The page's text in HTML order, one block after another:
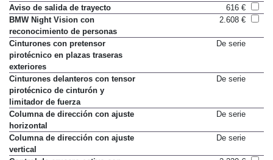
Aviso de cambio de carril
735 €
Aviso de salida de trayecto
616 €
BMW Night Vision con
reconocimiento de personas
Cinturones con pretensor
pirotécnico en plazas traseras
exteriores
Cinturones delanteros con tensor
pirotécnico de cinturón y
limitador de fuerza
Columna de dirección con ajuste
horizontal
Columna de dirección con ajuste